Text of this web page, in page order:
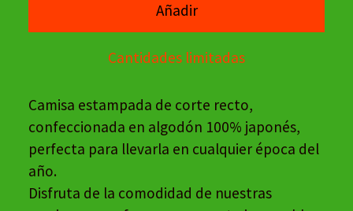
Añadir
Cantidades limitadas
Camisa estampada de corte recto,
confeccionada en algodón 100% japonés,
perfecta para llevarla en cualquier época del
año.
Disfruta de la comodidad de nuestras